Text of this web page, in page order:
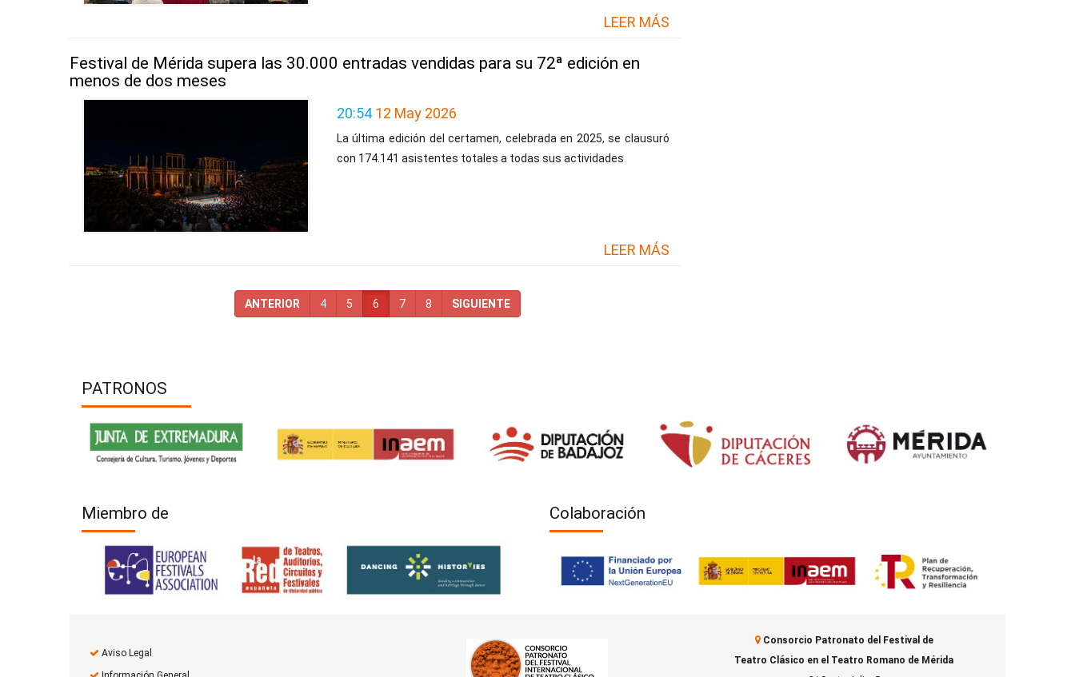
LEER MÁS
Festival de Mérida supera las 30.000 entradas vendidas para su 72ª edición en
menos de dos meses
20:54 12 May 2026
La última edición del certamen, celebrada en 2025, se clausuró
con 174.141 asistentes totales a todas sus actividades
LEER MÁS
ANTERIOR 4 5 6 7 8 SIGUIENTE
PATRONOS
Miembro de Colaboración
Aviso Legal
Consorcio Patronato del Festival de
Teatro Clásico en el Teatro Romano de Mérida